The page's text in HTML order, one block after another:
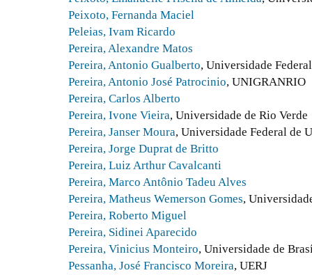
Peixoto, Fernanda Maciel
Peleias, Ivam Ricardo
Pereira, Alexandre Matos
Pereira, Antonio Gualberto, Universidade
Pereira, Antonio José Patrocinio, UNIGRANRIO
Pereira, Carlos Alberto
Pereira, Ivone Vieira, Universidade de Rio Verde
Pereira, Janser Moura, Universidade Federal de
Pereira, Jorge Duprat de Britto
Pereira, Luiz Arthur Cavalcanti
Pereira, Marco Antônio Tadeu Alves
Pereira, Matheus Wemerson Gomes,
Pereira, Roberto Miguel
Pereira, Sidinei Aparecido
Pereira, Vinicius Monteiro, Universidade de
Pessanha, José Francisco Moreira, UERJ